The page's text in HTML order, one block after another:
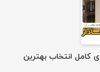
کامل انتخاب بهترین